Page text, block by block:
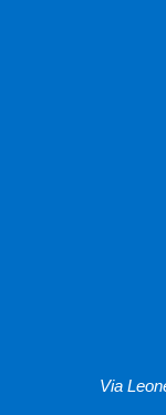
Via